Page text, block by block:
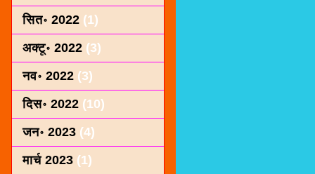
सित॰ 2022 (1)
अक्टू॰ 2022 (3)
नव॰ 2022 (3)
दिस॰ 2022 (10)
जन॰ 2023 (4)
मार्च 2023 (1)